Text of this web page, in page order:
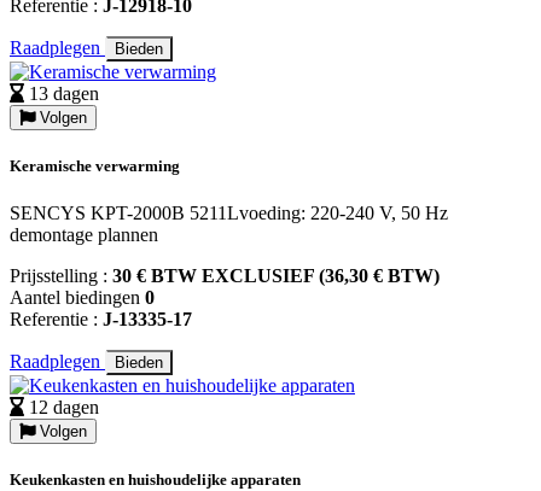
Referentie : J-12918-10
Raadplegen Bieden
13 dagen
Volgen
Keramische verwarming
SENCYS KPT-2000B 5211Lvoeding: 220-240 V, 50 Hz
demontage plannen
Prijsstelling : 30 € BTW EXCLUSIEF (36,30 € BTW)
Aantel biedingen 0
Referentie : J-13335-17
Raadplegen Bieden
12 dagen
Volgen
Keukenkasten en huishoudelijke apparaten